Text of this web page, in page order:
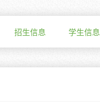
招生信息 学生信息